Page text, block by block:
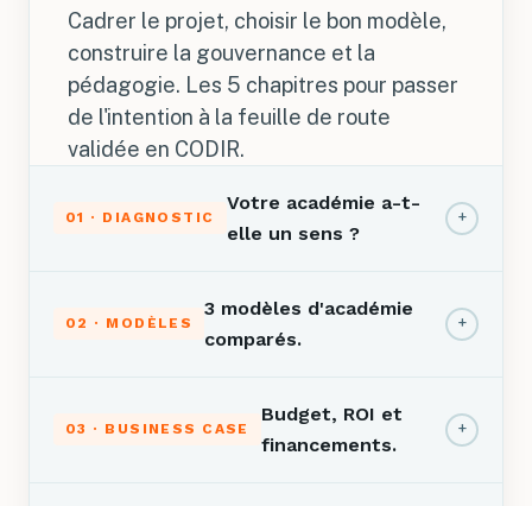
Cadrer le projet, choisir le bon modèle,
construire la gouvernance et la
pédagogie. Les 5 chapitres pour passer
de l'intention à la feuille de route
validée en CODIR.
01 · DIAGNOSTIC
Votre académie a-t-
elle un sens ?
+
02 · MODÈLES
3 modèles d'académie
comparés.
+
03 · BUSINESS CASE
Budget, ROI et
financements.
+